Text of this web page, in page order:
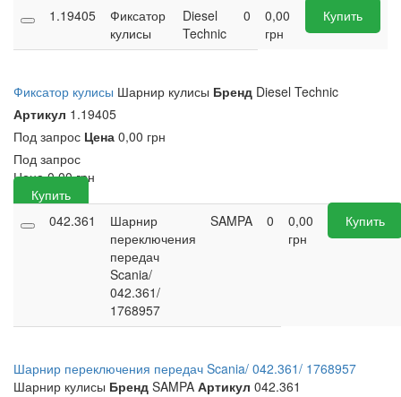
1.19405
Фиксатор
кулисы
Diesel
Technic
0
0,00
грн
Купить
Фиксатор кулисы Шарнир кулисы Бренд Diesel Technic
Артикул 1.19405
Под запрос Цена 0,00 грн
Под запрос
Цена 0,00грн
Купить
042.361
Шарнир
переключения
передач
Scania/
042.361/
1768957
SAMPA 0
0,00
грн
Купить
Шарнир переключения передач Scania/ 042.361/ 1768957
Шарнир кулисы Бренд SAMPA Артикул 042.361